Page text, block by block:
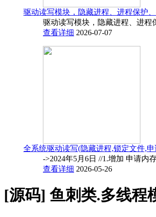
驱动读写模块，隐藏进程、进程保护
驱动读写模块，隐藏进程、进程
查看详细 2026-07-07
全系统驱动读写(隐藏进程,锁定文件,申
->2024年5月6日 //1.增加 申请内
查看详细 2026-05-26
[源码] 鱼刺类.多线程